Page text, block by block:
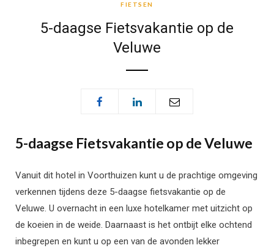
FIETSEN
5-daagse Fietsvakantie op de
Veluwe
5-daagse Fietsvakantie op de Veluwe
Vanuit dit hotel in Voorthuizen kunt u de prachtige omgeving
verkennen tijdens deze 5-daagse fietsvakantie op de
Veluwe. U overnacht in een luxe hotelkamer met uitzicht op
de koeien in de weide. Daarnaast is het ontbijt elke ochtend
inbegrepen en kunt u op een van de avonden lekker